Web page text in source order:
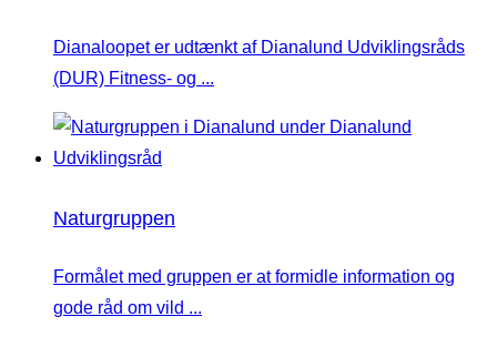
Dianaloopet er udtænkt af Dianalund Udviklingsråds
(DUR) Fitness- og ...
Naturgruppen
Formålet med gruppen er at formidle information og
gode råd om vild ...